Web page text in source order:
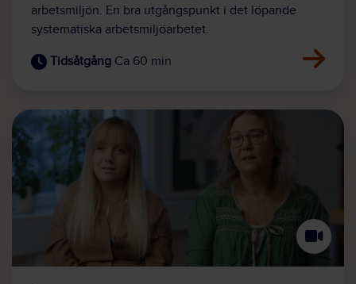
arbetsmiljön. En bra utgångspunkt i det löpande
systematiska arbetsmiljöarbetet.
Ca 60 min